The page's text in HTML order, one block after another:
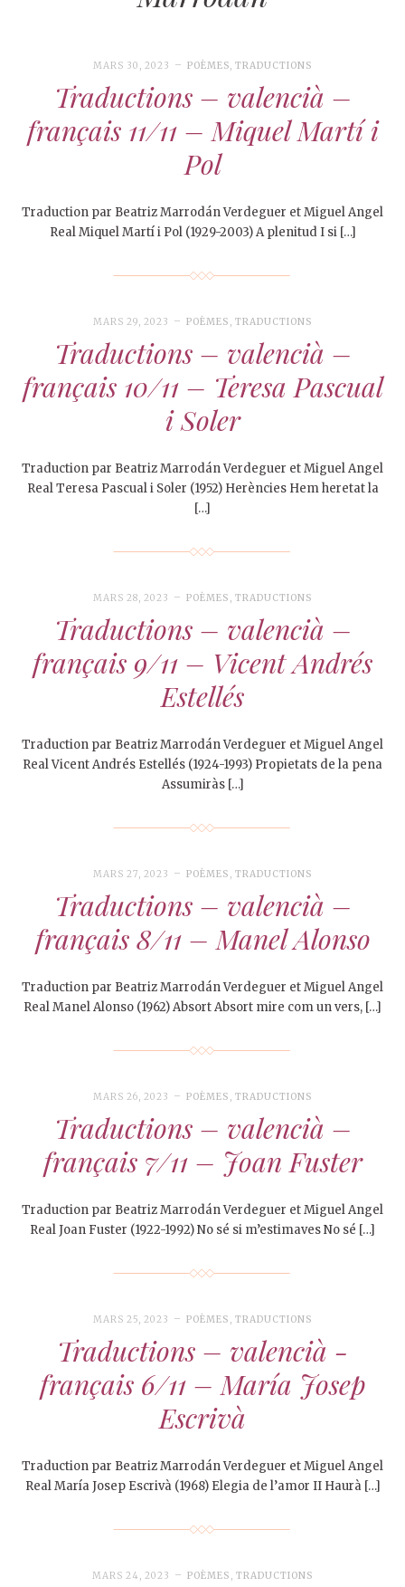
MARS 30, 2023 POÈMES,TRADUCTIONS
Traductions – valencià –
français 11/11 – Miquel Martí i
Pol
Traduction par Beatriz Marrodán Verdeguer et Miguel Angel
Real Miquel Martí i Pol (1929-2003) A plenitud I si […]
MARS 29, 2023 POÈMES , TRADUCTIONS
Traductions – valencià –
français 10/11 – Teresa Pascual
i Soler
Traduction par Beatriz Marrodán Verdeguer et Miguel Angel
Real Teresa Pascual i Soler (1952) Herències Hem heretat la
[…]
MARS 28, 2023 POÈMES , TRADUCTIONS
Traductions – valencià –
français 9/11 – Vicent Andrés
Estellés
Traduction par Beatriz Marrodán Verdeguer et Miguel Angel
Real Vicent Andrés Estellés (1924-1993) Propietats de la pena
Assumiràs […]
MARS 27, 2023 POÈMES , TRADUCTIONS
Traductions – valencià –
français 8/11 – Manel Alonso
Traduction par Beatriz Marrodán Verdeguer et Miguel Angel
Real Manel Alonso (1962) Absort Absort mire com un vers, […]
MARS 26, 2023 POÈMES , TRADUCTIONS
Traductions – valencià –
français 7/11 – Joan Fuster
Traduction par Beatriz Marrodán Verdeguer et Miguel Angel
Real Joan Fuster (1922-1992) No sé si m’estimaves No sé […]
MARS 25, 2023 POÈMES , TRADUCTIONS
Traductions – valencià -
français 6/11 – María Josep
Escrivà
Traduction par Beatriz Marrodán Verdeguer et Miguel Angel
Real María Josep Escrivà (1968) Elegia de l’amor II Haurà […]
MARS 24, 2023 POÈMES , TRADUCTIONS